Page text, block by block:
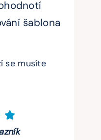
šablona
se musíte